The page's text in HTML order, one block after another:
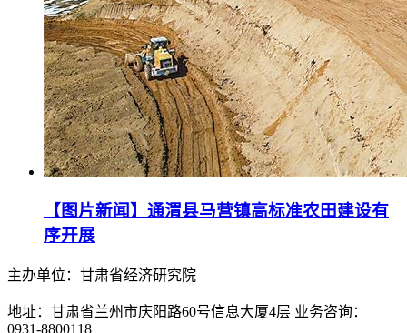
【图片新闻】通渭县马营镇高标准农田建设有
序开展
主办单位：甘肃省经济研究院
地址：甘肃省兰州市庆阳路60号信息大厦4层 业务咨询：
0931-8800118